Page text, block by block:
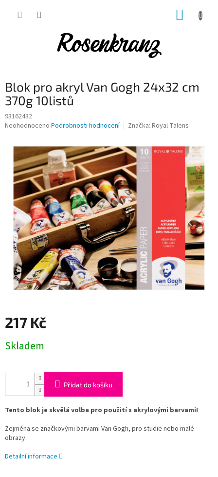
Blok pro akryl Van Gogh 24x32 cm
370g 10listů
93162432
Průměrné
produktu
hvězdiček.
Neohodnoceno Podrobnosti hodnocení Značka: Royal Talens
217 Kč
cena:
Skladem
Přidat do košíku
Tento blok je skvělá volba pro použití s ​​akrylovými barvami!
Zejména se značkovými barvami Van Gogh, pro studie nebo malé
obrazy.
Detailní informace